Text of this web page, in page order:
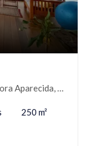
São Paulo-SP
250 m²